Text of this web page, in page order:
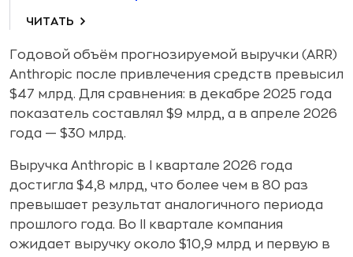
ЧИТАТЬ
Годовой объём прогнозируемой выручки (ARR)
Anthropic после привлечения средств превысил
$47 млрд. Для сравнения: в декабре 2025 года
показатель составлял $9 млрд, а в апреле 2026
года — $30 млрд.
Выручка Anthropic в I квартале 2026 года
достигла $4,8 млрд, что более чем в 80 раз
превышает результат аналогичного периода
прошлого года. Во II квартале компания
ожидает выручку около $10,9 млрд и первую в